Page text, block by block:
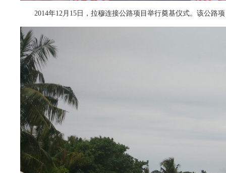
2014年12月15日，拉穆连接公路项目举行奠基仪式。该公路